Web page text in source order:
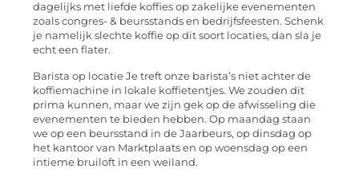
dagelijks met liefde koffies op zakelijke evenementen
zoals congres- & beursstands en bedrijfsfeesten. Schenk
je namelijk slechte koffie op dit soort locaties, dan sla je
echt een flater.
Barista op locatie Je treft onze barista’s niet achter de
koffiemachine in lokale koffietentjes. We zouden dit
prima kunnen, maar we zijn gek op de afwisseling die
evenementen te bieden hebben. Op maandag staan
we op een beursstand in de Jaarbeurs, op dinsdag op
het kantoor van Marktplaats en op woensdag op een
intieme bruiloft in een weiland.